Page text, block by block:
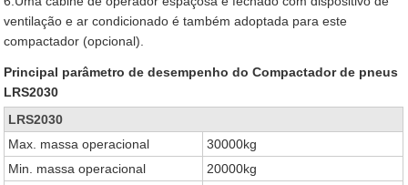
ventilação e ar condicionado é também adoptada para este
compactador (opcional).
Principal parâmetro de desempenho do Compactador de pneus
LRS2030
LRS2030
Max. massa operacional
30000kg
Min. massa operacional
20000kg